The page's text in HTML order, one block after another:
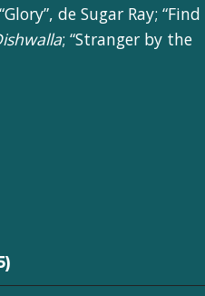
de Sugar Ray; “Find
; “Stranger by the